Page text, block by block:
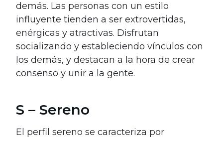
demás. Las personas con un estilo
influyente tienden a ser extrovertidas,
enérgicas y atractivas. Disfrutan
socializando y estableciendo vínculos con
los demás, y destacan a la hora de crear
consenso y unir a la gente.
S – Sereno
El perfil sereno se caracteriza por